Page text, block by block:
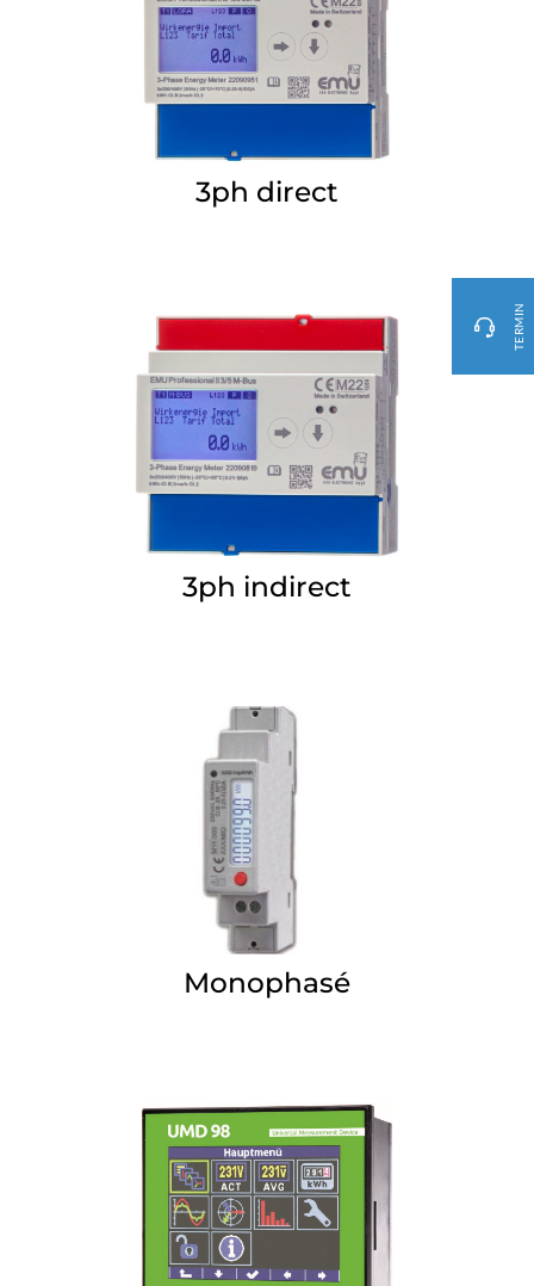
TERMIN
3ph direct
3ph indirect
Monophasé